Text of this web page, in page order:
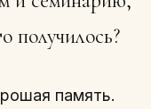
получилось?
память.